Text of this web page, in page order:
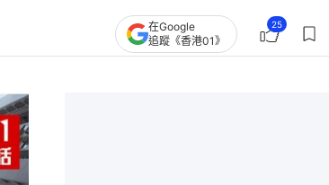
在Google
追蹤《香港01》
25